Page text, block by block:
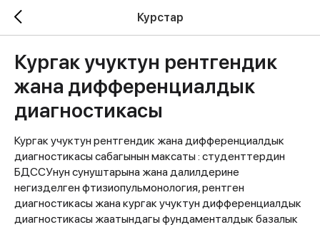
Курстар
Кургак учуктун рентгендик
жана дифференциалдык
диагностикасы
Кургак учуктун рентгендик жана дифференциалдык
диагностикасы сабагынын максаты : студенттердин
БДССУнун сунуштарына жана далилдерине
негизделген фтизиопульмонология, рентген
диагностикасы жана кургак учуктун дифференциалдык
диагностикасы жаатындагы фундаменталдык базалык